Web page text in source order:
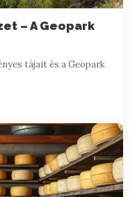
– A Geopark
tájait és a Geopark